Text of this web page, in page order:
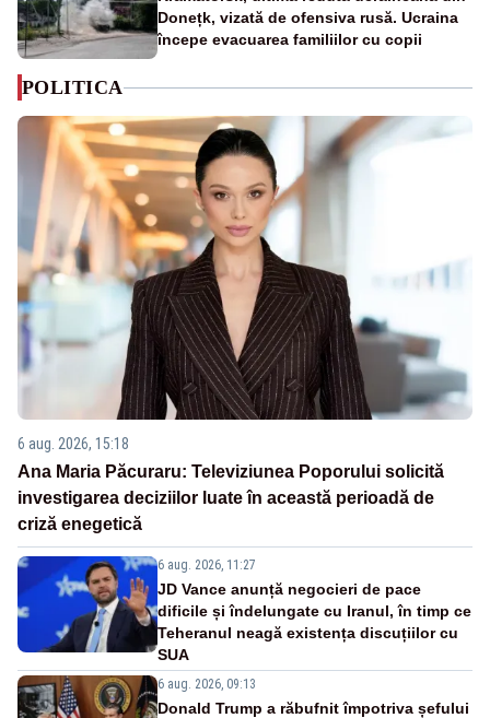
Donețk, vizată de ofensiva rusă. Ucraina
începe evacuarea familiilor cu copii
POLITICA
6 aug. 2026, 15:18
Ana Maria Păcuraru: Televiziunea Poporului solicită
investigarea deciziilor luate în această perioadă de
criză enegetică
6 aug. 2026, 11:27
JD Vance anunță negocieri de pace
dificile și îndelungate cu Iranul, în timp ce
Teheranul neagă existența discuțiilor cu
SUA
6 aug. 2026, 09:13
Donald Trump a răbufnit împotriva șefului